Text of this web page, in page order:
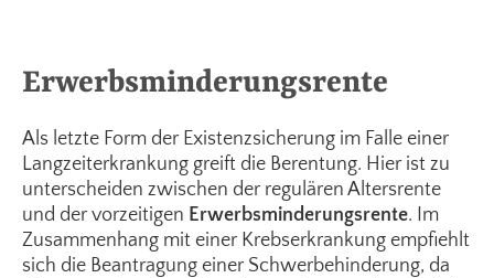
Erwerbsminderungsrente
Als letzte Form der Existenzsicherung im Falle einer
Langzeiterkrankung greift die Berentung. Hier ist zu
unterscheiden zwischen der regulären Altersrente
und der vorzeitigen Erwerbsminderungsrente. Im
Zusammenhang mit einer Krebserkrankung empfiehlt
sich die Beantragung einer Schwerbehinderung, da